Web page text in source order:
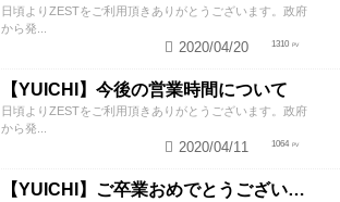
日頃よりZESTをご利用頂きありがとうございます。政府
から発...
1310
2020/04/20
【YUICHI】今後の営業時間について
日頃よりZESTをご利用頂きありがとうございます。政府
から発...
1064
2020/04/11
【YUICHI】ご卒業おめでとうございます！